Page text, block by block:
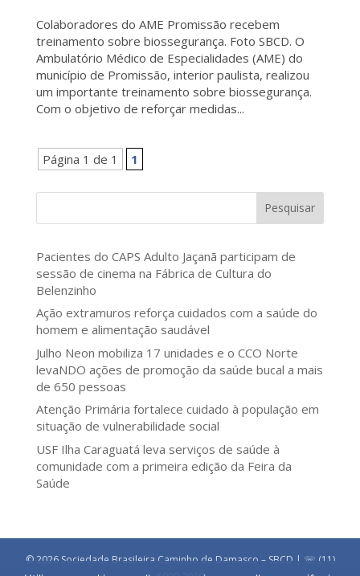
Colaboradores do AME Promissão recebem
treinamento sobre biossegurança. Foto SBCD. O
Ambulatório Médico de Especialidades (AME) do
município de Promissão, interior paulista, realizou
um importante treinamento sobre biossegurança.
Com o objetivo de reforçar medidas...
Página 1 de 1 1
Pesquisar
Pacientes do CAPS Adulto Jaçanã participam de
sessão de cinema na Fábrica de Cultura do
Belenzinho
Ação extramuros reforça cuidados com a saúde do
homem e alimentação saudável
Julho Neon mobiliza 17 unidades e o CCO Norte
levaNDO ações de promoção da saúde bucal a mais
de 650 pessoas
Atenção Primária fortalece cuidado à população em
situação de vulnerabilidade social
USF Ilha Caraguatá leva serviços de saúde à
comunidade com a primeira edição da Feira da
Saúde
© 2026 Sociedade Brasileira Caminho de Damasco – SBCD | ☏ (11)